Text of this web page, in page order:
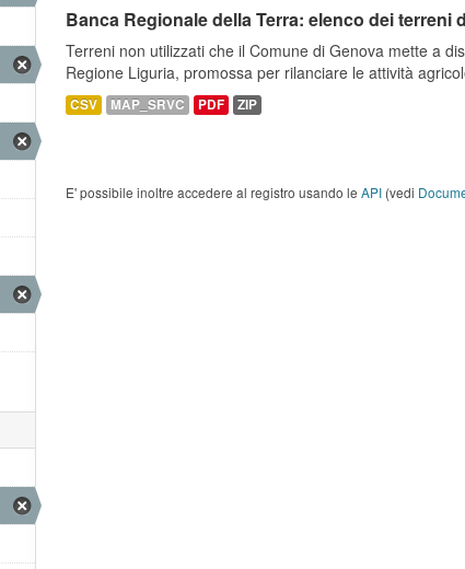
Banca Regionale della Terra: elenco dei terreni
Terreni non utilizzati che il Comune di Genova mette a
Regione Liguria, promossa per rilanciare le attività
CSV MAP_SRVC PDF ZIP
E' possibile inoltre accedere al registro usando le API (vedi